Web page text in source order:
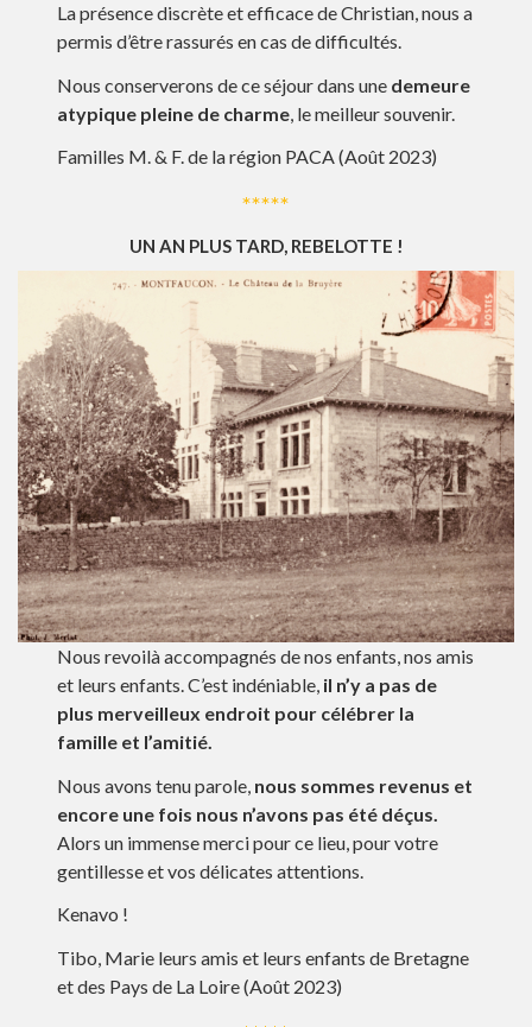
La présence discrète et efficace de Christian, nous a
permis d’être rassurés en cas de difficultés.
Nous conserverons de ce séjour dans une demeure
atypique pleine de charme, le meilleur souvenir.
Familles M. & F. de la région PACA(Août 2023)
*****
UN AN PLUS TARD, REBELOTTE !
Nous revoilà accompagnés de nos enfants, nos amis
et leurs enfants. C’est indéniable, il n’y a pas de
plus merveilleux endroit pour célébrer la
famille et l’amitié.
Nous avons tenu parole, nous sommes revenus et
encore une fois nous n’avons pas été déçus.
Alors un immense merci pour ce lieu, pour votre
gentillesse et vos délicates attentions.
Kenavo !
Tibo, Marie leurs amis et leurs enfants de Bretagne
et des Pays de La Loire (Août 2023)